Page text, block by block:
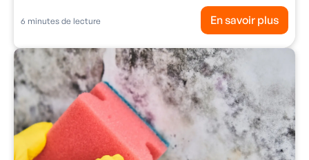
6 minutes de lecture En savoir plus